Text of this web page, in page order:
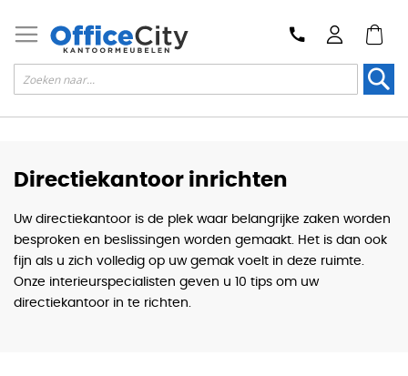
Directiekantoor inrichten
Uw directiekantoor is de plek waar belangrijke zaken worden
besproken en beslissingen worden gemaakt. Het is dan ook
fijn als u zich volledig op uw gemak voelt in deze ruimte.
Onze interieurspecialisten geven u 10 tips om uw
directiekantoor in te richten.